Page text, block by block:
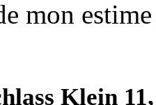
mon
Klein